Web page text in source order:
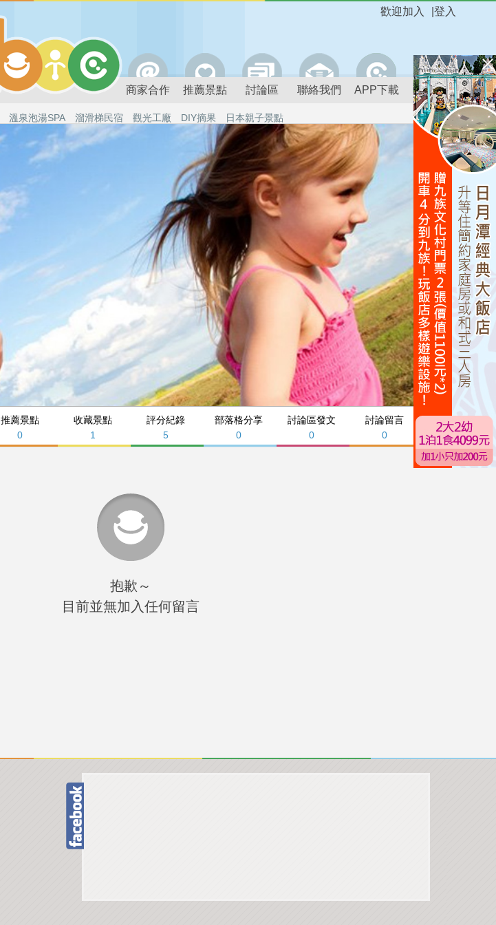
登入
歡迎加入
商家合作 推薦景點 討論區 聯絡我們 APP下載
溫泉泡湯SPA 溜滑梯民宿 觀光工廠 DIY摘果 日本親子景點
推薦景點
0
收藏景點
1
評分紀錄
5
部落格分享
0
討論區發文
0
討論留言
0
抱歉～
目前並無加入任何留言